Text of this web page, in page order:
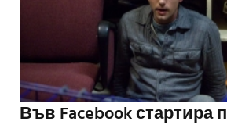
Във Facebook стартира